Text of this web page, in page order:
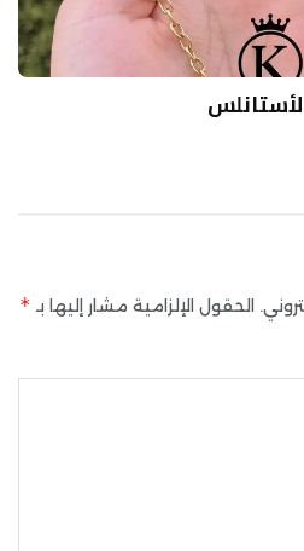
الحقول الإلزامية مشار إليها بـ *